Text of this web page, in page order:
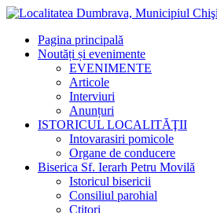
Pagina principală
Noutăți și evenimente
EVENIMENTE
Articole
Interviuri
Anunțuri
ISTORICUL LOCALITĂŢII
Intovarasiri pomicole
Organe de conducere
Biserica Sf. Ierarh Petru Movilă
Istoricul bisericii
Consiliul parohial
Ctitori